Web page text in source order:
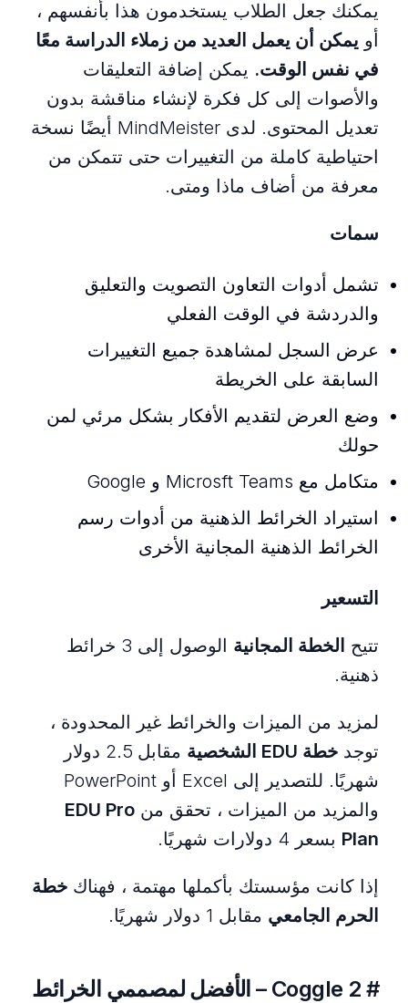
يمكنك جعل الطلاب يستخدمون هذا بأنفسهم ،
أو يمكن أن يعمل العديد من زملاء الدراسة معًا
في نفس الوقت. يمكن إضافة التعليقات
والأصوات إلى كل فكرة لإنشاء مناقشة بدون
تعديل المحتوى. لدى MindMeister أيضًا نسخة
احتياطية كاملة من التغييرات حتى تتمكن من
معرفة من أضاف ماذا ومتى.
سمات
تشمل أدوات التعاون التصويت والتعليق
والدردشة في الوقت الفعلي
عرض السجل لمشاهدة جميع التغييرات
السابقة على الخريطة
وضع العرض لتقديم الأفكار بشكل مرئي لمن
حولك
متكامل مع Microsft Teams و Google
استيراد الخرائط الذهنية من أدوات رسم
الخرائط الذهنية المجانية الأخرى
التسعير
تتيح الخطة المجانية
الوصول إلى 3 خرائط
ذهنية.
لمزيد من الميزات والخرائط غير المحدودة ،
توجد خطة EDU الشخصية
مقابل 2.5 دولار
شهريًا. للتصدير إلى Excel أو PowerPoint
والمزيد من الميزات ، تحقق من EDU Pro
Plan بسعر 4 دولارات شهريًا.
إذا كانت مؤسستك بأكملها مهتمة ، فهناك خطة
الحرم الجامعي مقابل 1 دولار شهريًا.
# 2 Coggle – الأفضل لمصممي الخرائط